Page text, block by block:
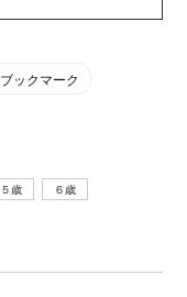
ブックマーク
５歳
６歳